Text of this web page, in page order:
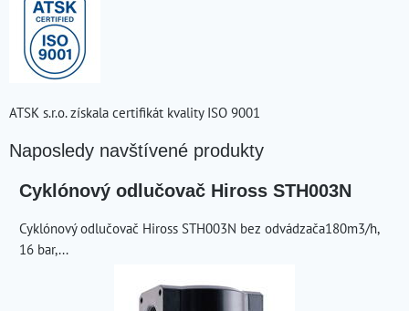
ATSK s.r.o. získala certifikát kvality ISO 9001
Naposledy navštívené produkty
Cyklónový odlučovač Hiross STH003N
Cyklónový odlučovač Hiross STH003N bez odvádzača180m3/h,
16 bar,...